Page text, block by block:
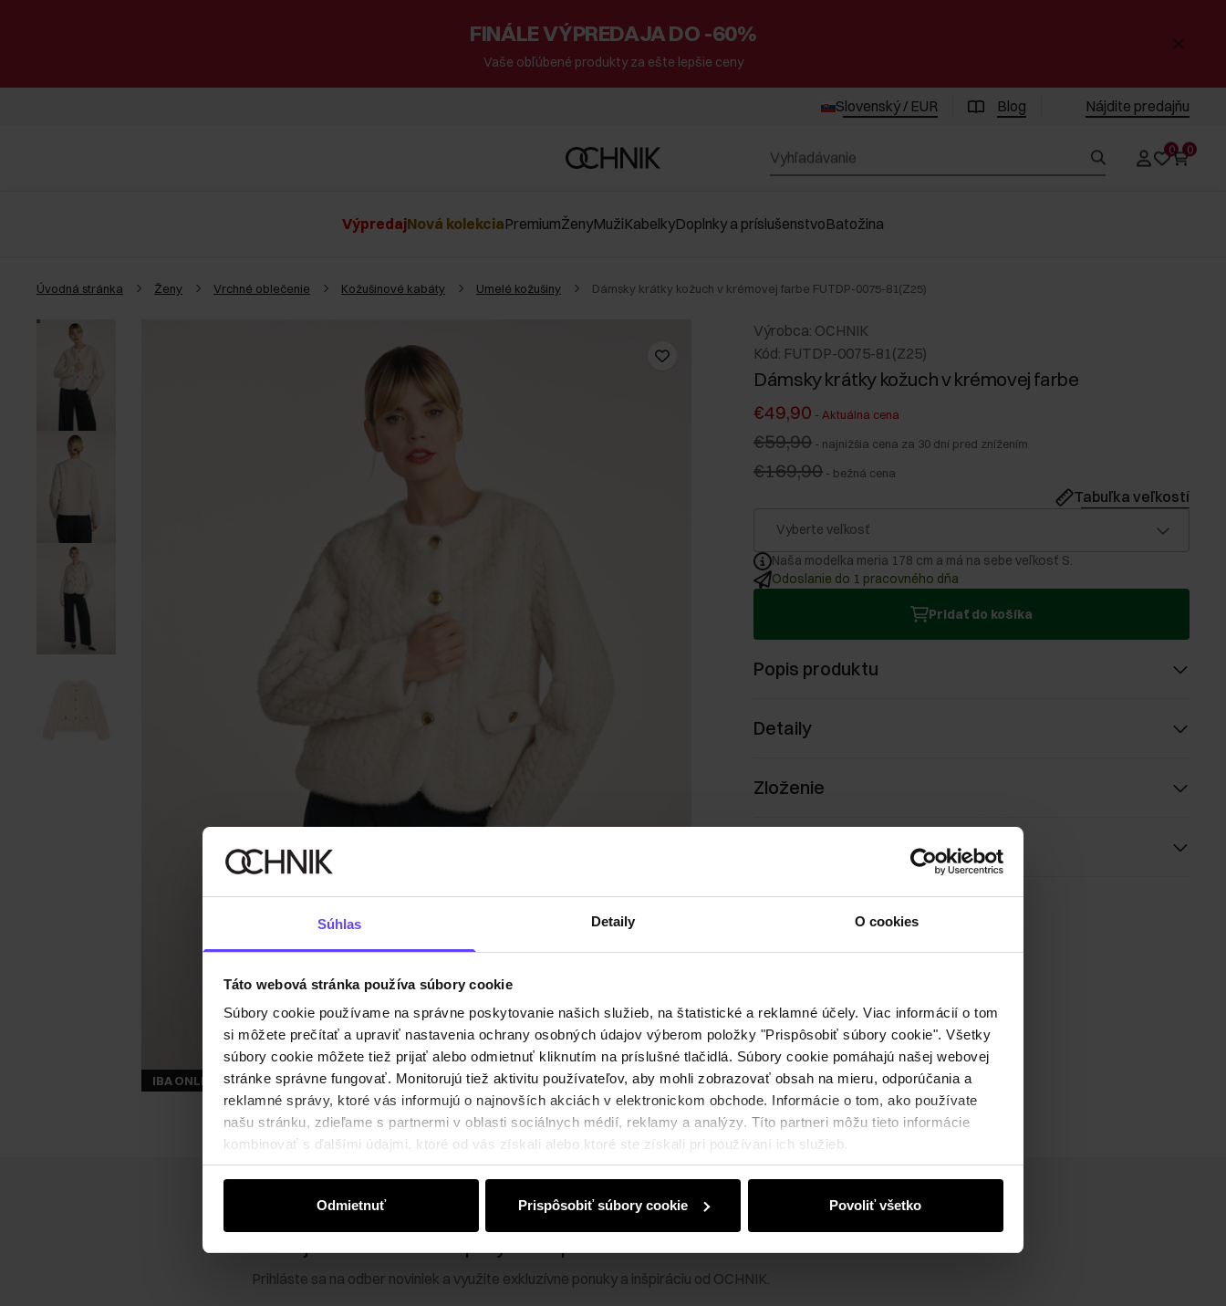
Súhlas Detaily O cookies
Táto webová stránka používa súbory cookie
Súbory cookie používame na správne poskytovanie našich služieb, na štatistické a reklamné účely. Viac informácií o tom
si môžete prečítať a upraviť nastavenia ochrany osobných údajov výberom položky "Prispôsobiť súbory cookie". Všetky
súbory cookie môžete tiež prijať alebo odmietnuť kliknutím na príslušné tlačidlá. Súbory cookie pomáhajú našej webovej
stránke správne fungovať. Monitorujú tiež aktivitu používateľov, aby mohli zobrazovať obsah na mieru, odporúčania a
reklamné správy, ktoré vás informujú o najnovších akciách v elektronickom obchode. Informácie o tom, ako používate
našu stránku, zdieľame s partnermi v oblasti sociálnych médií, reklamy a analýzy. Títo partneri môžu tieto informácie
kombinovať s ďalšími údajmi, ktoré od vás získali alebo ktoré ste získali pri používaní ich služieb.
Odmietnuť Prispôsobiť súbory cookie Povoliť všetko
FINÁLE VÝPREDAJA DO -60%
Vaše obľúbené produkty za ešte lepšie ceny
Slovenský / EUR Blog Nájdite predajňu
0 0
VýpredajNová kolekciaPremiumŽenyMužiKabelkyDoplnky a príslušenstvoBatožina
Úvodná stránka Ženy Vrchné oblečenie Kožušinové kabáty Umelé kožušiny Dámsky krátky kožuch v krémovej farbe FUTDP-0075-81(Z25)
IBA ONLINE
Výrobca: OCHNIK
Kód: FUTDP-0075-81(Z25)
Dámsky krátky kožuch v krémovej farbe
€49,90 - Aktuálna cena
€59,90 - najnižšia cena za 30 dní pred znížením
€169,90 - bežná cena
Tabuľka veľkostí
Vyberte veľkosť
Naša modelka meria 178 cm a má na sebe veľkosť S.
Odoslanie do 1 pracovného dňa
Pridať do košíka
Popis produktu
Detaily
Zloženie
Prihláste sa na odber noviniek a využite exkluzívne ponuky a inšpiráciu od OCHNIK.